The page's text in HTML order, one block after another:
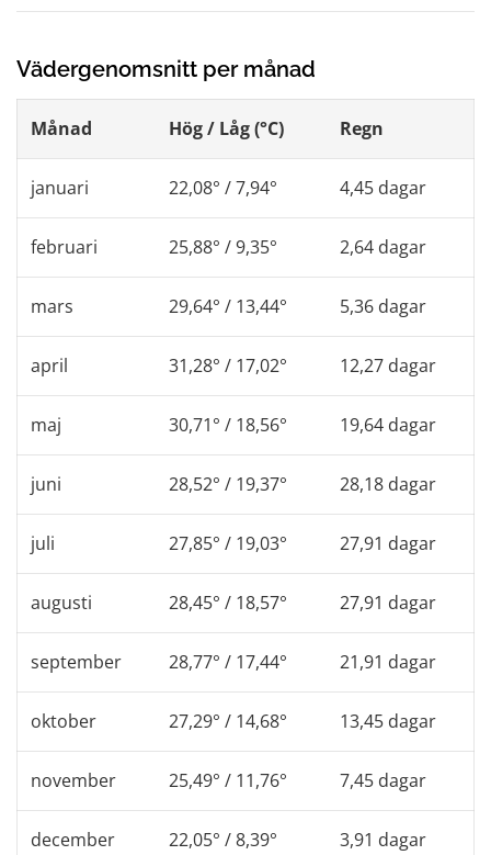
Vädergenomsnitt per månad
Månad Hög / Låg (°C) Regn
januari 22,08° / 7,94° 4,45 dagar
februari 25,88° / 9,35° 2,64 dagar
mars 29,64° / 13,44° 5,36 dagar
april 31,28° / 17,02° 12,27 dagar
maj 30,71° / 18,56° 19,64 dagar
juni 28,52° / 19,37° 28,18 dagar
juli 27,85° / 19,03° 27,91 dagar
augusti 28,45° / 18,57° 27,91 dagar
september 28,77° / 17,44° 21,91 dagar
oktober 27,29° / 14,68° 13,45 dagar
november 25,49° / 11,76° 7,45 dagar
december 22,05° / 8,39° 3,91 dagar